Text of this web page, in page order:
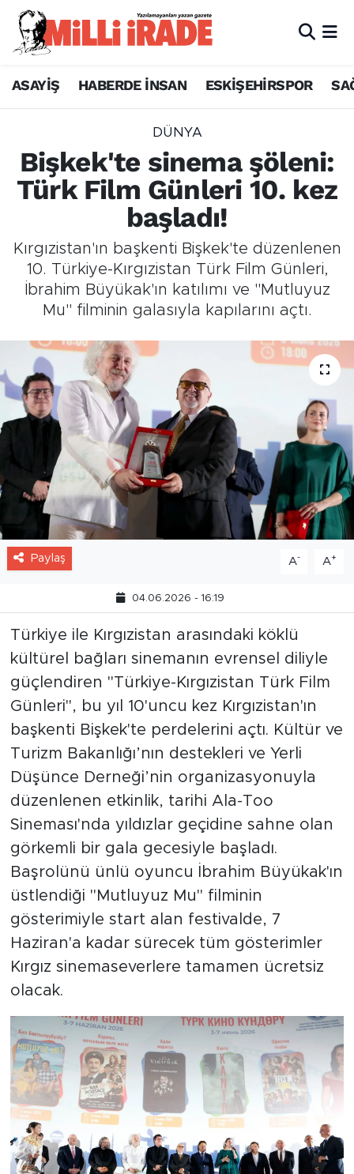
ASAYİŞ HABERDE İNSAN ESKİŞEHİRSPOR
DÜNYA
Bişkek'te sinema şöleni:
Türk Film Günleri 10. kez
başladı!
Kırgızistan'ın başkenti Bişkek'te düzenlenen
10. Türkiye-Kırgızistan Türk Film Günleri,
İbrahim Büyükak'ın katılımı ve "Mutluyuz
Mu" filminin galasıyla kapılarını açtı.
Paylaş A- A+
04.06.2026 - 16:19
Türkiye ile Kırgızistan arasındaki köklü
kültürel bağları sinemanın evrensel diliyle
güçlendiren "Türkiye-Kırgızistan Türk Film
Günleri", bu yıl 10'uncu kez Kırgızistan'ın
başkenti Bişkek'te perdelerini açtı. Kültür ve
Turizm Bakanlığı’nın destekleri ve Yerli
Düşünce Derneği’nin organizasyonuyla
düzenlenen etkinlik, tarihi Ala-Too
Sineması'nda yıldızlar geçidine sahne olan
görkemli bir gala gecesiyle başladı.
Başrolünü ünlü oyuncu İbrahim Büyükak'ın
üstlendiği "Mutluyuz Mu" filminin
gösterimiyle start alan festivalde, 7
Haziran'a kadar sürecek tüm gösterimler
Kırgız sinemaseverlere tamamen ücretsiz
olacak.